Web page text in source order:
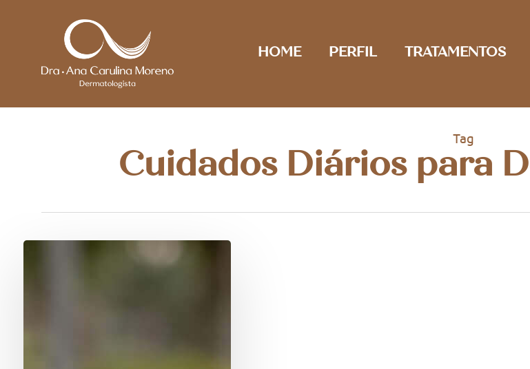
HOME PERFIL TRATAMENTOS
Tag
Cuidados Diários para